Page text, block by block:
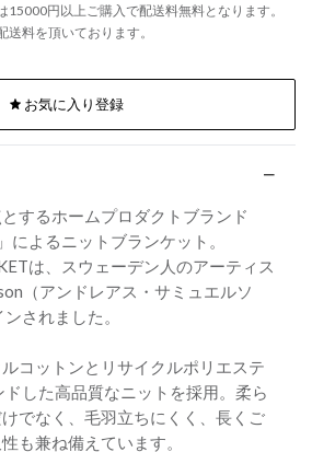
円以上ご購入で配送料無料となります。
料を頂いております。
お気に入り登録
するホームプロダクトブランド
によるニットブランケット。
は、スウェーデン人のアーティス
（アンドレアス・サミュエルソ
されました。
コットンとリサイクルポリエステ
した高品質なニットを採用。柔ら
でなく、毛羽立ちにくく、長くご
も兼ね備えています。